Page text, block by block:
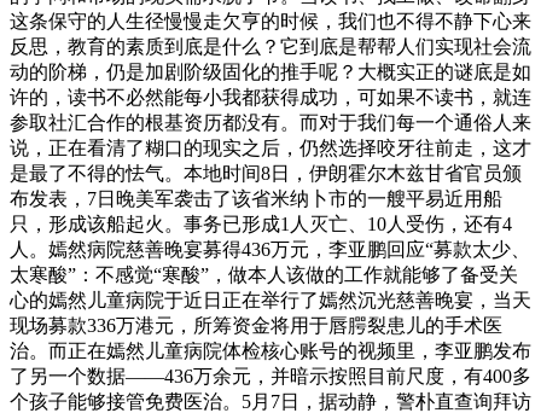
这条保守的人生径慢慢走欠亨的时候，我们也不得不静下心来
反思，教育的素质到底是什么？它到底是帮帮人们实现社会流
动的阶梯，仍是加剧阶级固化的推手呢？大概实正的谜底是如
许的，读书不必然能每小我都获得成功，可如果不读书，就连
参取社汇合作的根基资历都没有。而对于我们每一个通俗人来
说，正在看清了糊口的现实之后，仍然选择咬牙往前走，这才
是最了不得的怯气。本地时间8日，伊朗霍尔木兹甘省官员颁
布发表，7日晚美军袭击了该省米纳卜市的一艘平易近用船
只，形成该船起火。事务已形成1人灭亡、10人受伤，还有4
人。嫣然病院慈善晚宴募得436万元，李亚鹏回应“募款太少、
太寒酸”：不感觉“寒酸”，做本人该做的工作就能够了备受关
心的嫣然儿童病院于近日正在举行了嫣然沉光慈善晚宴，当天
现场募款336万港元，所筹资金将用于唇腭裂患儿的手术医
治。而正在嫣然儿童病院体检核心账号的视频里，李亚鹏发布
了另一个数据——436万余元，并暗示按照目前尺度，有400多
个孩子能够接管免费医治。5月7日，据动静，警朴直查询拜访